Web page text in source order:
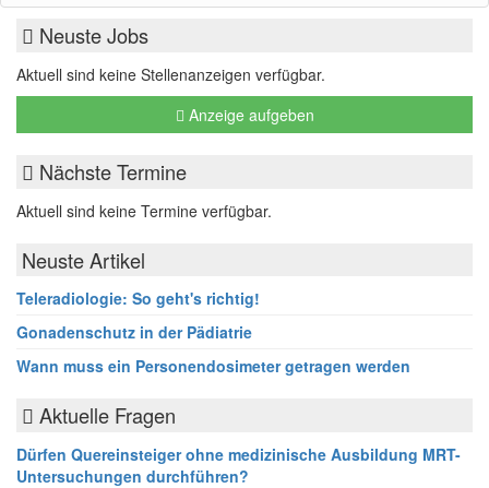
Neuste Jobs
Aktuell sind keine Stellenanzeigen verfügbar.
Anzeige aufgeben
Nächste Termine
Aktuell sind keine Termine verfügbar.
Neuste Artikel
Teleradiologie: So geht's richtig!
Gonadenschutz in der Pädiatrie
Wann muss ein Personendosimeter getragen werden
Aktuelle Fragen
Dürfen Quereinsteiger ohne medizinische Ausbildung MRT-
Untersuchungen durchführen?